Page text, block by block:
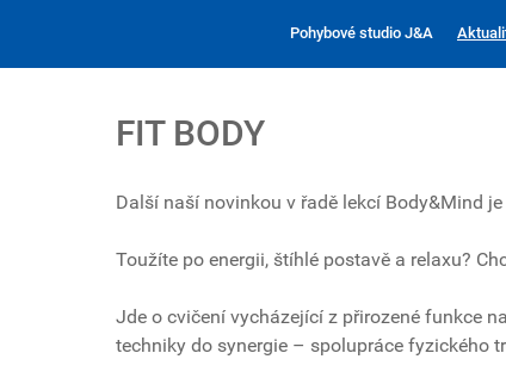
Pohybové studio J&A
FIT BODY
Další naší novinkou v řadě lekcí Body&Mind je
Toužíte po energii, štíhlé postavě a relaxu?
Jde o cvičení vycházející z přirozené funkce
techniky do synergie – spolupráce fyzického